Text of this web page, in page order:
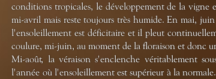
conditions tropicales, le développement de la
mi-avril mais reste toujours très humide. En mai,
l'ensoleillement est déficitaire et il pleut
coulure, mi-juin, au moment de la floraison et donc
Mi-août, la véraison s'enclenche véritablement
l'année où l'ensoleillement est supérieur à la